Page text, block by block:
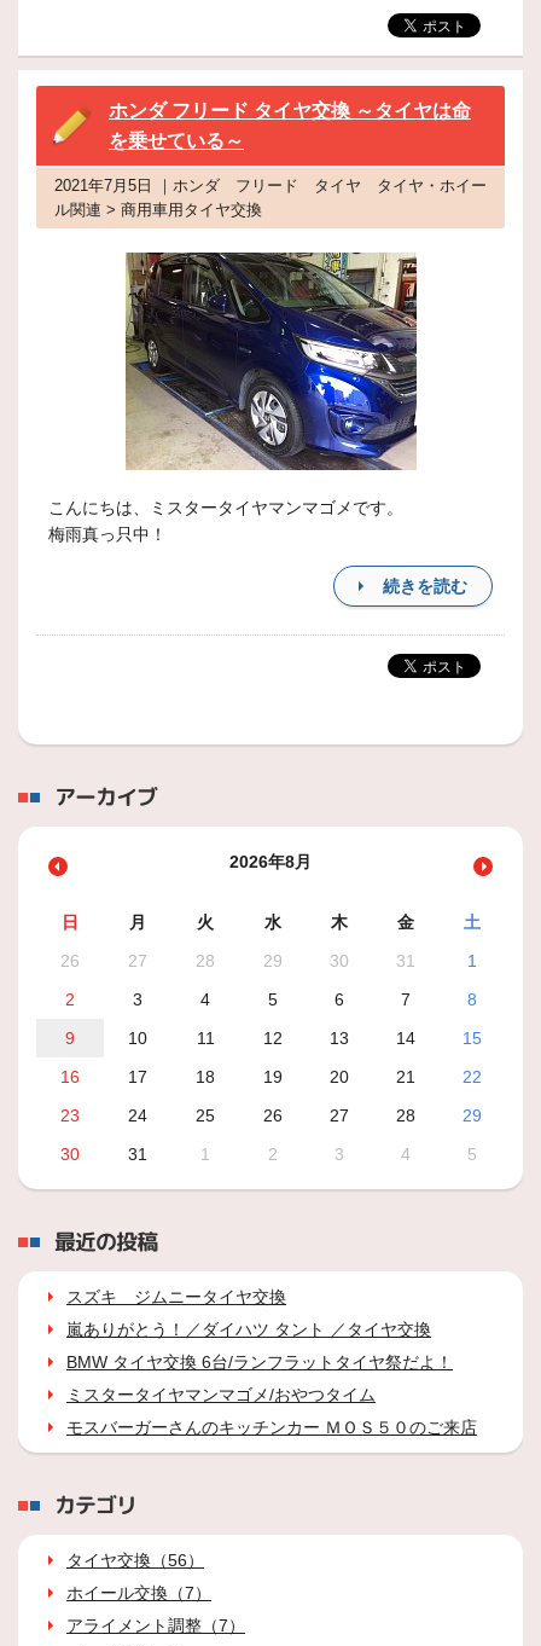
ホンダ フリード タイヤ交換 ～タイヤは命
を乗せている～
2021年7月5日 ｜ホンダ フリード タイヤ タイヤ・ホイー
ル関連 > 商用車用タイヤ交換
こんにちは、ミスタータイヤマンマゴメです。
梅雨真っ只中！
続きを読む
アーカイブ
2026年8月
日 月 火 水 木 金
土
26
27 28 29 30 31
1
2
3 4 5 6 7
8
9
10 11 12 13 14
15
16
17 18 19 20 21
22
23
24 25 26 27 28
29
30
31 1 2 3 4 5
最近の投稿
スズキ ジムニータイヤ交換
嵐ありがとう！／ダイハツ タント ／タイヤ交換
BMW タイヤ交換 6台/ランフラットタイヤ祭だよ！
ミスタータイヤマンマゴメ/おやつタイム
モスバーガーさんのキッチンカー ＭＯＳ５０のご来店
カテゴリ
タイヤ交換（56）
ホイール交換（7）
アライメント調整（7）